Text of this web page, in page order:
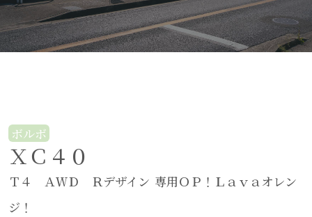
ボルボ
ＸＣ４０
Ｔ４ ＡＷＤ Ｒデザイン 専用ＯＰ！Ｌａｖａオレン
ジ！